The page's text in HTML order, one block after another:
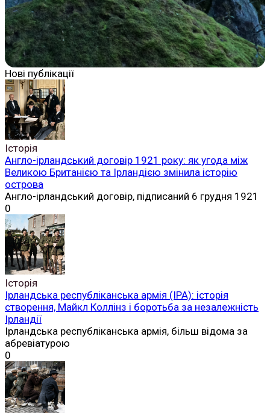
Нові публікації
Історія
Англо-ірландський договір 1921 року: як угода між
Великою Британією та Ірландією змінила історію
острова
Англо-ірландський договір, підписаний 6 грудня 1921
0
Історія
Ірландська республіканська армія (ІРА): історія
створення, Майкл Коллінз і боротьба за незалежність
Ірландії
Ірландська республіканська армія, більш відома за
абревіатурою
0